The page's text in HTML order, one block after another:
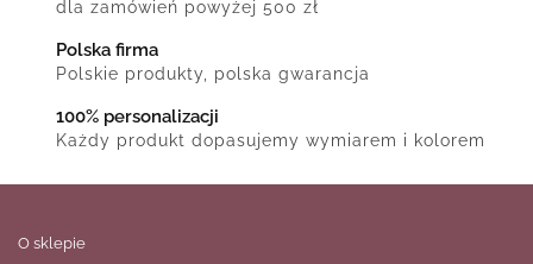
dla zamówień powyżej 500 zł
Polska firma
Polskie produkty, polska gwarancja
100% personalizacji
Każdy produkt dopasujemy wymiarem i kolorem
O sklepie